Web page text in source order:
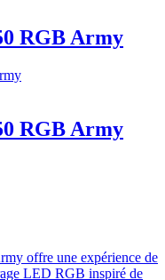
RGB Army
RGB Army
offre une expérience de
LED RGB inspiré de